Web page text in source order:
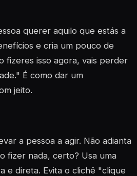
querer aquilo que estás a
e cria um pouco de
fizeres isso agora, vais perder
É como dar um
jeito.
a pessoa a agir. Não adianta
fizer nada, certo? Usa uma
e direta. Evita o clichê "clique